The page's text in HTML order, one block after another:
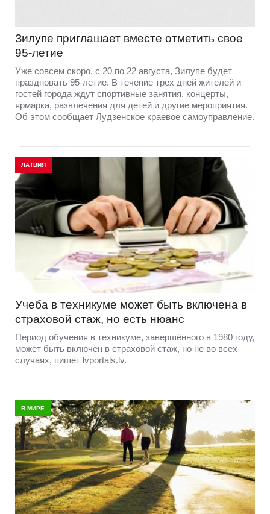
Зилупе приглашает вместе отметить свое
95-летие
Уже совсем скоро, с 20 по 22 августа, Зилупе будет
праздновать 95-летие. В течение трех дней жителей и
гостей города ждут спортивные занятия, концерты,
ярмарка, развлечения для детей и другие мероприятия.
Об этом сообщает Лудзенское краевое самоуправление.
ЛАТВИЯ
Учеба в техникуме может быть включена в
страховой стаж, но есть нюанс
Период обучения в техникуме, завершённого в 1980 году,
может быть включён в страховой стаж, но не во всех
случаях, пишет lvportals.lv.
В МИРЕ